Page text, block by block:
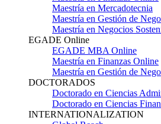
Maestría en Mercadotecnia
Maestría en Gestión de
Maestría en Negocios
EGADE Online
EGADE MBA Online
Maestría en Finanzas Online
Maestría en Gestión de
DOCTORADOS
Doctorado en Ciencias
Doctorado en Ciencias
INTERNATIONALIZATION